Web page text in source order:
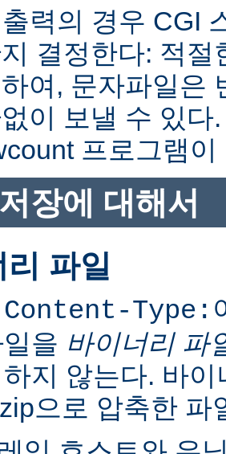
력의 경우 CGI
결정한다: 적
여, 문자파일은
이 보낼 수 있다
프로그램
장에 대해서
리 파일
Content-Type:
을 바이너리 파
지 않는다. 바
으로 압축한 파